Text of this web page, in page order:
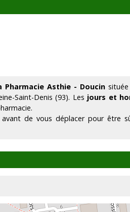
Pharmacie Asthie - Doucin
Saint-Denis (93). Les jours et
de vous déplacer pour être